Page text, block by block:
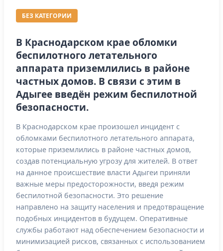
БЕЗ КАТЕГОРИИ
В Краснодарском крае обломки
беспилотного летательного
аппарата приземлились в районе
частных домов. В связи с этим в
Адыгее введён режим беспилотной
безопасности.
В Краснодарском крае произошел инцидент с
обломками беспилотного летательного аппарата,
которые приземлились в районе частных домов,
создав потенциальную угрозу для жителей. В ответ
на данное происшествие власти Адыгеи приняли
важные меры предосторожности, введя режим
беспилотной безопасности. Это решение
направлено на защиту населения и предотвращение
подобных инцидентов в будущем. Оперативные
службы работают над обеспечением безопасности и
минимизацией рисков, связанных с использованием